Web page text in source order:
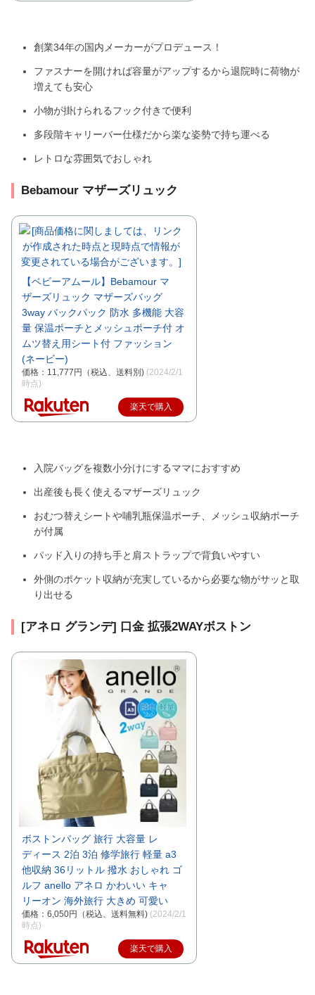
創業34年の国内メーカーがプロデュース！
ファスナーを開ければ容量がアップするから退院時に荷物が
増えても安心
小物が掛けられるフック付きで便利
多段階キャリーバー仕様だから楽な姿勢で持ち運べる
レトロな雰囲気でおしゃれ
Bebamour マザーズリュック
【ベビーアムール】Bebamour マ
ザーズリュック マザーズバッグ
3way バックパック 防水 多機能 大容
量 保温ポーチとメッシュポーチ付 オ
ムツ替え用シート付 ファッション
(ネービー)
価格：11,777円（税込、送料別) (2024/2/1
時点)
楽天で購入
入院バッグを複数小分けにするママにおすすめ
出産後も長く使えるマザーズリュック
おむつ替えシートや哺乳瓶保温ポーチ、メッシュ収納ポーチ
が付属
パッド入りの持ち手と肩ストラップで背負いやすい
外側のポケット収納が充実しているから必要な物がサッと取
り出せる
[アネロ グランデ] 口金 拡張2WAYボストン
ボストンバッグ 旅行 大容量 レ
ディース 2泊 3泊 修学旅行 軽量 a3
他収納 36リットル 撥水 おしゃれ ゴ
ルフ anello アネロ かわいい キャ
リーオン 海外旅行 大きめ 可愛い
価格：6,050円（税込、送料無料) (2024/2/1
時点)
楽天で購入